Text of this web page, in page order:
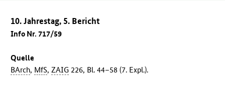
10. Jahrestag, 5. Bericht
Info Nr. 717/59
Quelle
BArch, MfS,ZAIG 226, Bl. 44–58 (7. Expl.).